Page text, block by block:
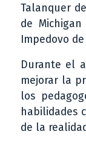
Talanquer
de
Impedovo
Durante el
mejorar la
los
habilidades
de la